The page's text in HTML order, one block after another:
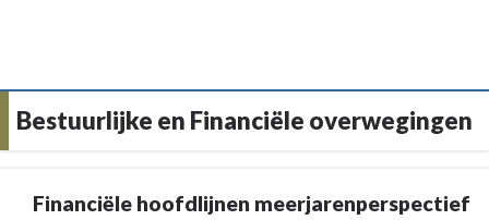
college
Bestuurlijke en Financiële overwegingen
Financiële hoofdlijnen meerjarenperspectief